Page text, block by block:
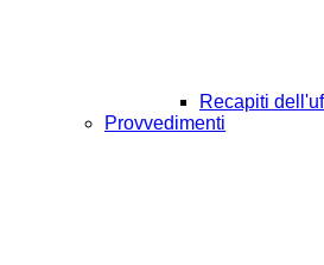
Recapiti
Provvedimenti